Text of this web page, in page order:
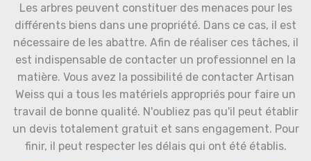
Les arbres peuvent constituer des menaces pour les
différents biens dans une propriété. Dans ce cas, il est
nécessaire de les abattre. Afin de réaliser ces tâches, il
est indispensable de contacter un professionnel en la
matière. Vous avez la possibilité de contacter Artisan
Weiss qui a tous les matériels appropriés pour faire un
travail de bonne qualité. N'oubliez pas qu'il peut établir
un devis totalement gratuit et sans engagement. Pour
finir, il peut respecter les délais qui ont été établis.